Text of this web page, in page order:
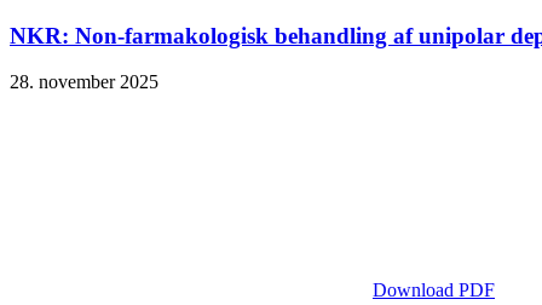
NKR: Non-farmakologisk behandling af unipolar
28. november 2025
Download PDF